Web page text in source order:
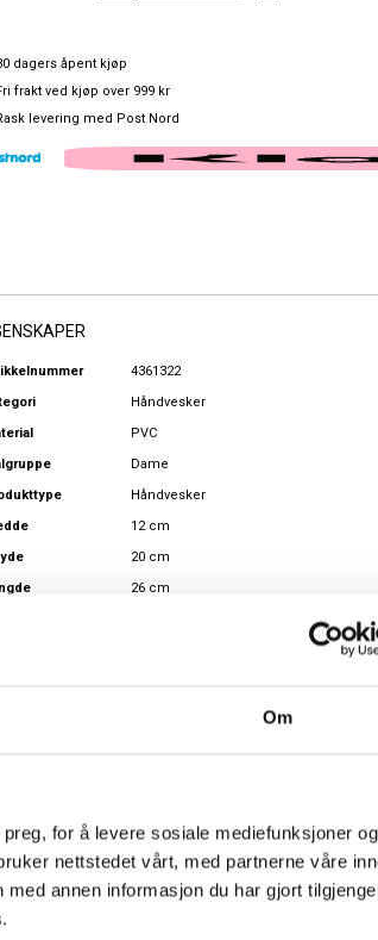
Om
for å levere sosiale mediefunksjoner
nettstedet vårt, med partnerne våre
annen informasjon du har gjort
dagers åpent kjøp
frakt ved kjøp over 999 kr
levering med Post Nord
4361322
Håndvesker
PVC
Dame
Håndvesker
12 cm
20 cm
26 cm
Karakter:
5.0
av
5
mulige